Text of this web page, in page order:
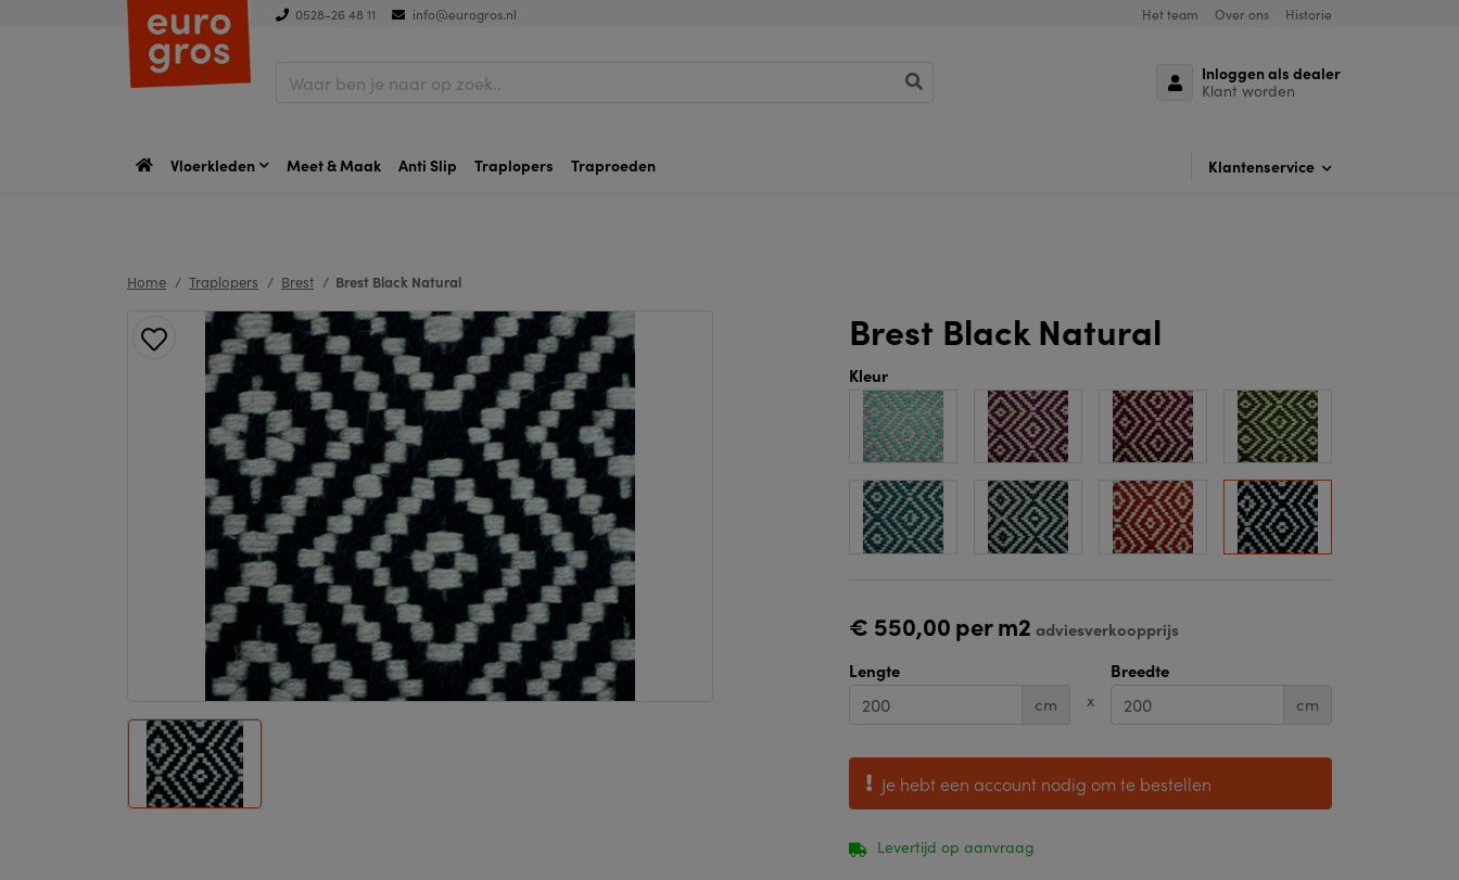
0528-26 48 11 info@eurogros.nl Het team Over ons Historie
Inloggen als dealer
Klant worden
Vloerkleden Meet & Maak Anti Slip Traplopers Traproeden Klantenservice
Home Traplopers Brest Brest Black Natural
Brest Black Natural
Kleur
€ 550,00per m2 adviesverkoopprijs
Lengte
cm
x
Breedte
cm
Je hebt een account nodig om te bestellen
Levertijd op aanvraag